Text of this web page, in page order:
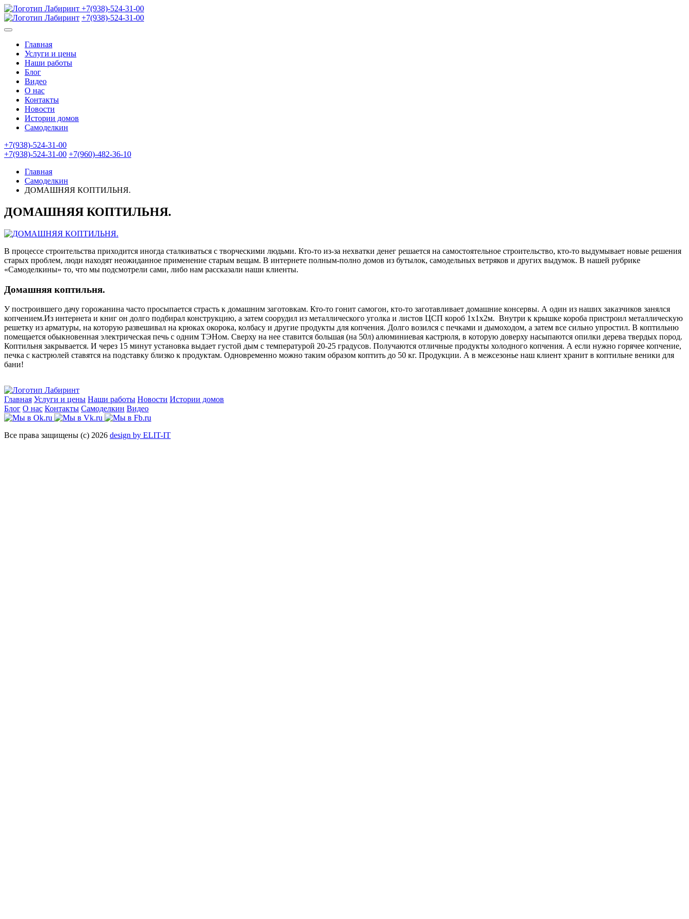
+7(938)-524-31-00
+7(938)-524-31-00
Главная
Услуги и цены
Наши работы
Блог
Видео
О нас
Контакты
Новости
Истории домов
Самоделкин
+7(938)-524-31-00
+7(938)-524-31-00 +7(960)-482-36-10
Главная
Самоделкин
ДОМАШНЯЯ КОПТИЛЬНЯ.
ДОМАШНЯЯ КОПТИЛЬНЯ.
В процессе строительства приходится иногда сталкиваться с творческими людьми. Кто-то из-за нехватки денег решается на самостоятельное строительство, кто-то выдумывает новые решения
старых проблем, люди находят неожиданное применение старым вещам. В интернете полным-полно домов из бутылок, самодельных ветряков и других выдумок. В нашей рубрике
«Самоделкины» то, что мы подсмотрели сами, либо нам рассказали наши клиенты.
Домашняя коптильня.
У построившего дачу горожанина часто просыпается страсть к домашним заготовкам. Кто-то гонит самогон, кто-то заготавливает домашние консервы. А один из наших заказчиков занялся
копчением.Из интернета и книг он долго подбирал конструкцию, а затем соорудил из металлического уголка и листов ЦСП короб 1х1х2м. Внутри к крышке короба пристроил металлическую
решетку из арматуры, на которую развешивал на крюках окорока, колбасу и другие продукты для копчения. Долго возился с печками и дымоходом, а затем все сильно упростил. В коптильню
помещается обыкновенная электрическая печь с одним ТЭНом. Сверху на нее ставится большая (на 50л) алюминиевая кастрюля, в которую доверху насыпаются опилки дерева твердых пород.
Коптильня закрывается. И через 15 минут установка выдает густой дым с температурой 20-25 градусов. Получаются отличные продукты холодного копчения. А если нужно горячее копчение,
печка с кастрюлей ставятся на подставку близко к продуктам. Одновременно можно таким образом коптить до 50 кг. Продукции. А в межсезонье наш клиент хранит в коптильне веники для
бани!
Главная Услуги и цены Наши работы Новости Истории домов
Блог О нас Контакты Самоделкин Видео
Все права защищены (с) 2026 design by ELIT-IT